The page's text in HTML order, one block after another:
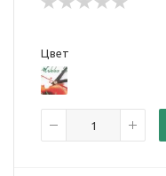
Цвет